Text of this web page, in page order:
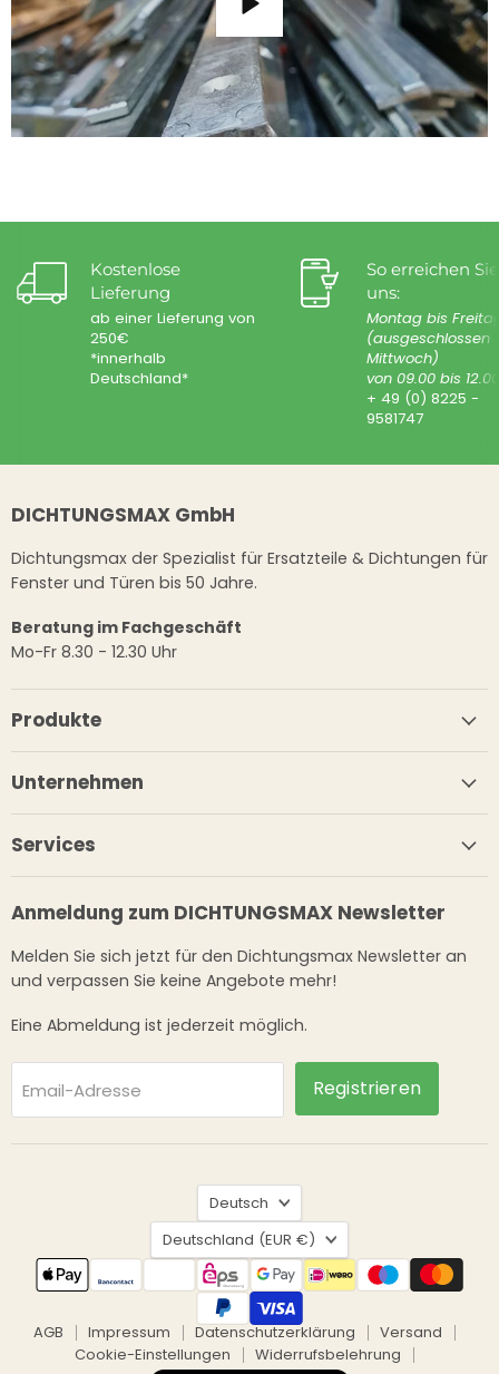
Kostenlose
Lieferung
ab einer Lieferung von
250€
*innerhalb
Deutschland*
So erreichen Sie
uns:
Montag bis
(ausgeschlossen
Mittwoch)
von 09.00 bis
+ 49 (0) 8225 -
9581747
DICHTUNGSMAX GmbH
Dichtungsmax der Spezialist für Ersatzteile & Dichtungen für
Fenster und Türen bis 50 Jahre.
Beratung im Fachgeschäft
Mo-Fr 8.30 - 12.30 Uhr
Produkte
Unternehmen
Services
Anmeldung zum DICHTUNGSMAX Newsletter
Melden Sie sich jetzt für den Dichtungsmax Newsletter an
und verpassen Sie keine Angebote mehr!
Eine Abmeldung ist jederzeit möglich.
Email-Adresse Registrieren
Sprache
Deutsch
Land
Deutschland (EUR €)
AGB Impressum Datenschutzerklärung
Versand
Cookie-Einstellungen
Widerrufsbelehrung